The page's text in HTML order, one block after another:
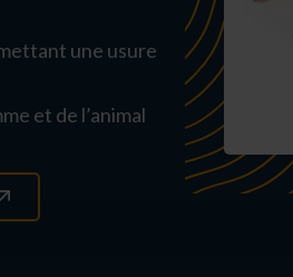
une usure
et de l’animal